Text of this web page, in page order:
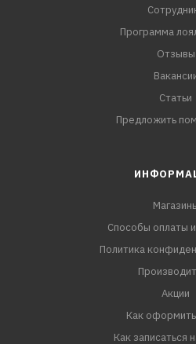
Программа
Отзывы
Статьи
Предложить
Способы оплаты
Политика
Акции
Как оформить
Как записаться